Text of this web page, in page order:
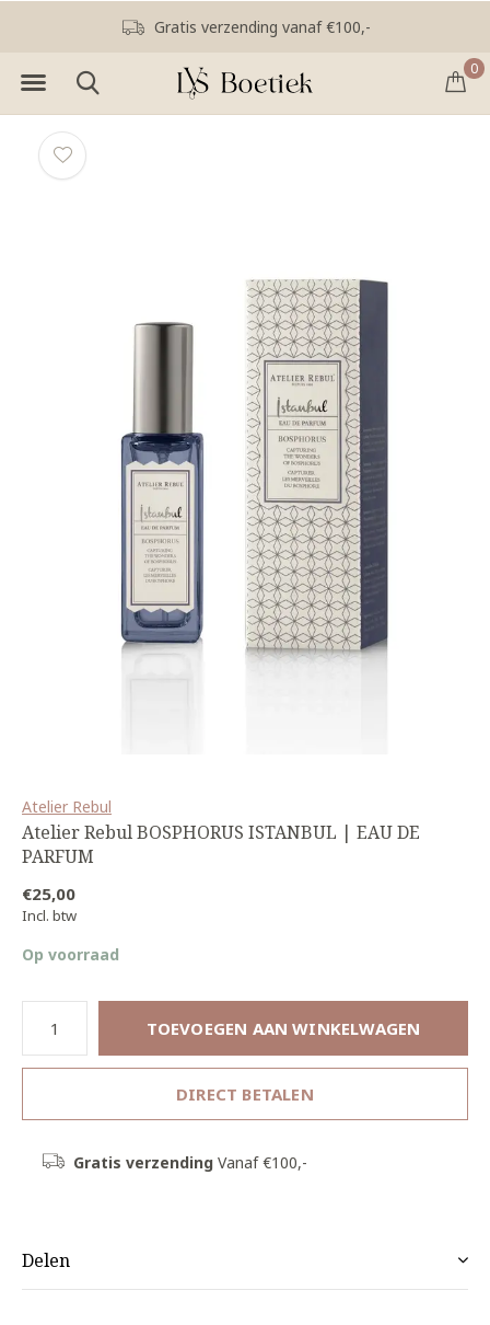
0
Gratis verzending vanaf €100,-
Atelier Rebul
Atelier Rebul BOSPHORUS ISTANBUL | EAU DE
PARFUM
€25,00
Incl. btw
Op voorraad
TOEVOEGEN AAN WINKELWAGEN
DIRECT BETALEN
Gratis verzendingVanaf €100,-
Delen